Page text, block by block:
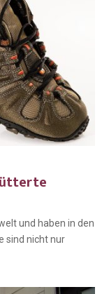
und haben in den
sind nicht nur